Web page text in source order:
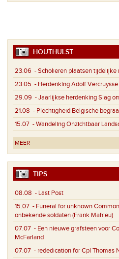
HOUTHULST
23.06 - Scholieren plaatsen tijdelijke
23.05 - Herdenking Adolf Vercruysse
29.09 - Jaarlijkse herdenking Slag
21.08 - Plechtigheid Belgische
15.07 - Wandeling Onzichtbaar
MEER
TIPS
08.08 - Last Post
15.07 - Funeral for unknown
onbekende soldaten (Frank Mahieu)
07.07 - Een nieuwe grafsteen voor
McFarland
07.07 - rededication for Cpl Thomas